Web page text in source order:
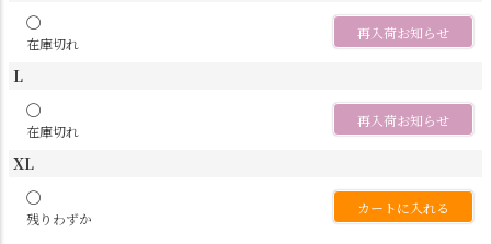
〇
在庫切れ
再入荷お知らせ
L
〇
在庫切れ
再入荷お知らせ
XL
〇
残りわずか
カートに入れる